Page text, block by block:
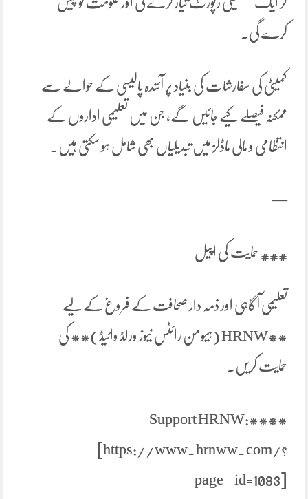
کرے گی۔
کمیٹی کی سفارشات کی بنیاد پر آئندہ پالیسی کے حوالے سے
ممکنہ فیصلے کیے جائیں گے، جن میں تعلیمی اداروں کے
انتظامی و مالی ماڈلز میں تبدیلیاں بھی شامل ہو سکتی ہیں۔
—
### حمایت کی اپیل
تعلیمی آگاہی اور ذمہ دار صحافت کے فروغ کے لیے
**HRNW (ہیومن رائٹس نیوز ورلڈ وائیڈ)** کی
حمایت کریں۔
**Support HRNW:**
[https://www.hrnww.com/?
page_id=1083]